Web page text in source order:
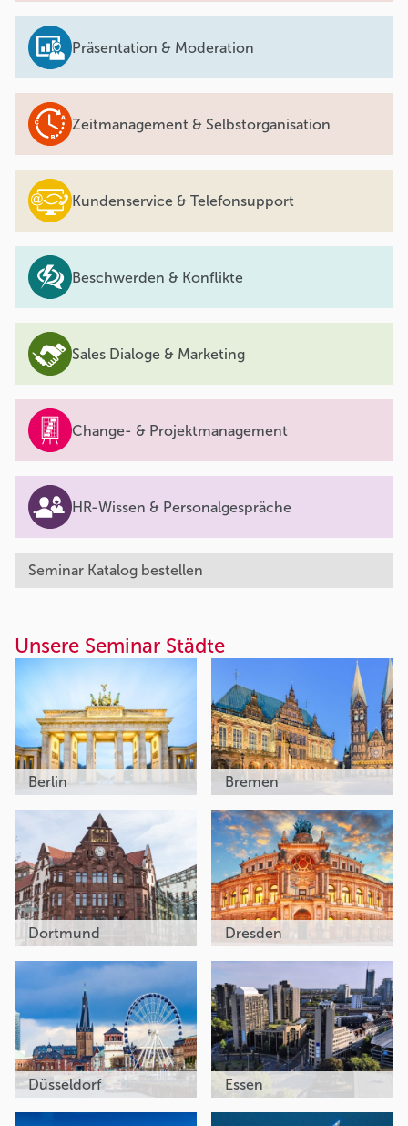
Präsentation & Moderation
Zeitmanagement & Selbstorganisation
Kundenservice & Telefonsupport
Beschwerden & Konflikte
Sales Dialoge & Marketing
Change- & Projektmanagement
HR-Wissen & Personalgespräche
Seminar Katalog bestellen
Unsere Seminar Städte
Berlin Bremen
Dortmund Dresden
Düsseldorf Essen